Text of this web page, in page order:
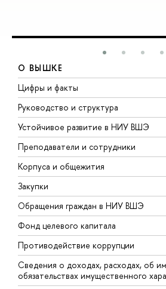
О ВЫШКЕ
Цифры и факты
Руководство и структура
Устойчивое развитие в НИУ ВШЭ
Преподаватели и сотрудники
Корпуса и общежития
Закупки
Обращения граждан в НИУ ВШЭ
Фонд целевого капитала
Противодействие коррупции
Сведения о доходах, расходах, об
обязательствах имущественного